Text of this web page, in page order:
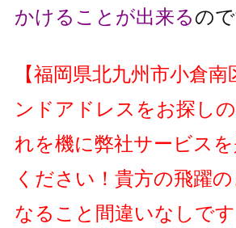
かけることが出来るので
【福岡県北九州市小倉南
ンドアドレスをお探し
れを機に弊社サービス
ください！貴方の飛躍
なること間違いなしです